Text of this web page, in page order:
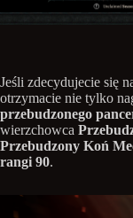
Jeśli zdecydujecie się
otrzymacie nie tylko
przebudzonego
wierzchowca
Przebudzony Koń
rangi 90.